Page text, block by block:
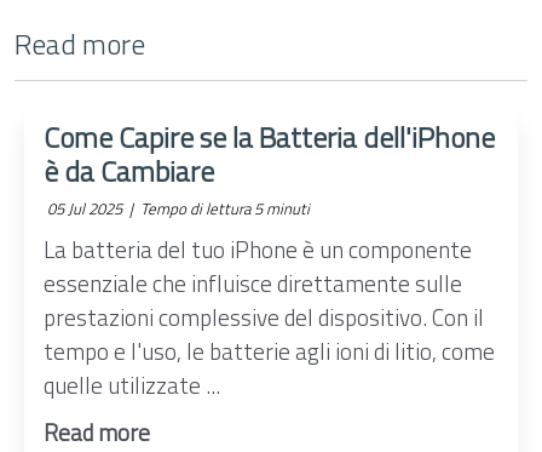
Read more
Come Capire se la Batteria dell'iPhone
è da Cambiare
05 Jul 2025 | Tempo di lettura 5 minuti
La batteria del tuo iPhone è un componente
essenziale che influisce direttamente sulle
prestazioni complessive del dispositivo. Con il
tempo e l'uso, le batterie agli ioni di litio, come
quelle utilizzate ...
Read more